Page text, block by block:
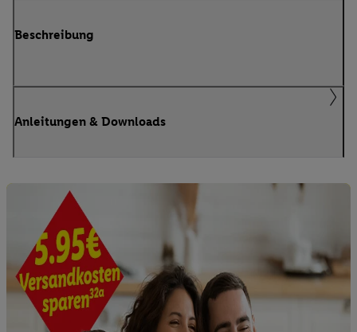
Beschreibung
Anleitungen & Downloads